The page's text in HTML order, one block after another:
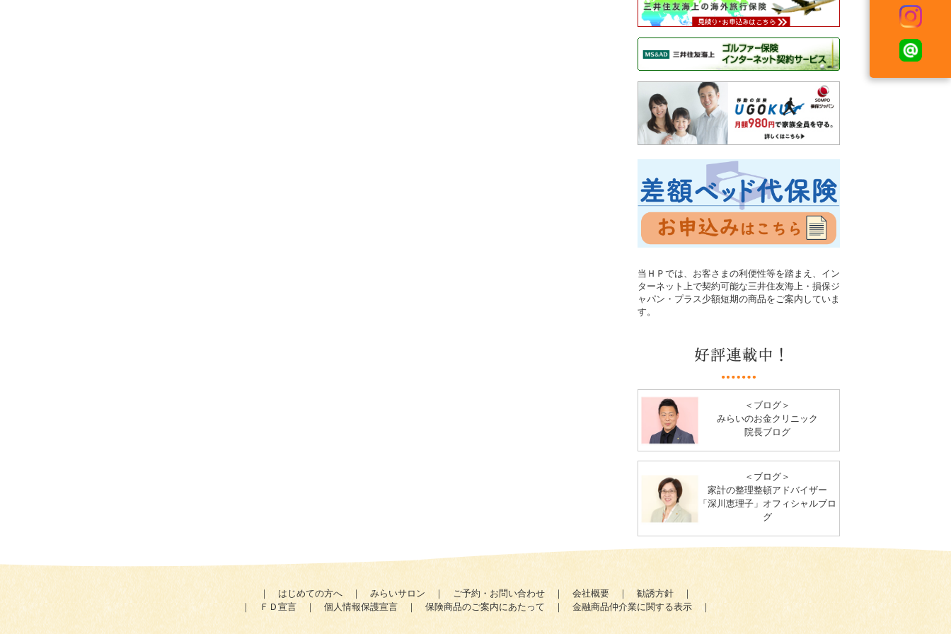
当ＨＰでは、お客さまの利便性等を踏まえ、イン
ターネット上で契約可能な三井住友海上・損保ジ
ャパン・プラス少額短期の商品をご案内していま
す。
＜ブログ＞
みらいのお金クリニック
院長ブログ
＜ブログ＞
家計の整理整頓アドバイザー
「深川恵理子」オフィシャルブロ
グ
｜ はじめての方へ｜ みらいサロン ｜ ご予約・お問い合わせ｜ 会社概要｜ 勧誘方針｜
｜ ＦＤ宣言｜個人情報保護宣言｜ 保険商品のご案内にあたって ｜ 金融商品仲介業に関する表示｜